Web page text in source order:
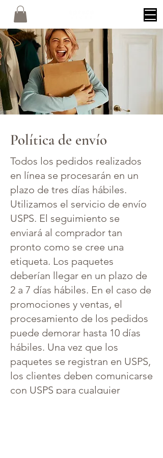
Política de envío
Todos los pedidos realizados
en línea se procesarán en un
plazo de tres días hábiles.
Utilizamos el servicio de envío
USPS. El seguimiento se
enviará al comprador tan
pronto como se cree una
etiqueta. Los paquetes
deberían llegar en un plazo de
2 a 7 días hábiles. En el caso de
promociones y ventas, el
procesamiento de los pedidos
puede demorar hasta 10 días
hábiles. Una vez que los
paquetes se registran en USPS,
los clientes deben comunicarse
con USPS para cualquier